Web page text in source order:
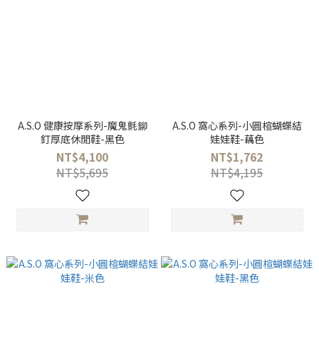
A.S.O 健康按摩系列-魔鬼氈鉚
釘厚底休閒鞋-黑色
NT$4,100
NT$5,695
A.S.O 窩心系列-小圓楦蝴蝶結
娃娃鞋-藕色
NT$1,762
NT$4,195